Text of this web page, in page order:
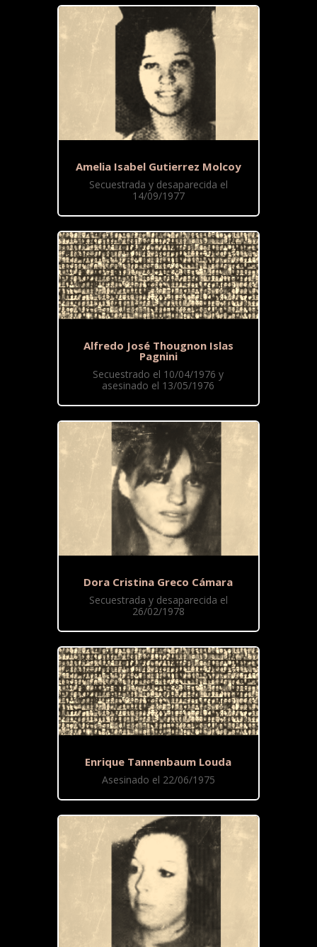
Amelia Isabel Gutierrez Molcoy
Secuestrada y desaparecida el
14/09/1977
Alfredo José Thougnon Islas
Pagnini
Secuestrado el 10/04/1976 y
asesinado el 13/05/1976
Dora Cristina Greco Cámara
Secuestrada y desaparecida el
26/02/1978
Enrique Tannenbaum Louda
Asesinado el 22/06/1975